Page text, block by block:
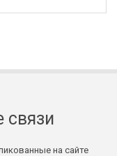
связи
на сайте